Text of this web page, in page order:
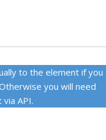
to the element if you
you will need
API.